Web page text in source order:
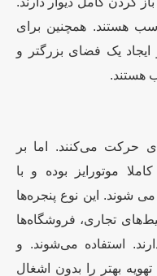
هستند. همچنین برای
ایجاد یک فضای بزرگتر و
هستند.
حرکت می‌کنند. اما بر
موتورایز بوده و با
شوند. این نوع پنجره‌ها
تجاری، فروشگاه‌ها
استفاده می‌شوند. و
بهتر را بدون اشغال